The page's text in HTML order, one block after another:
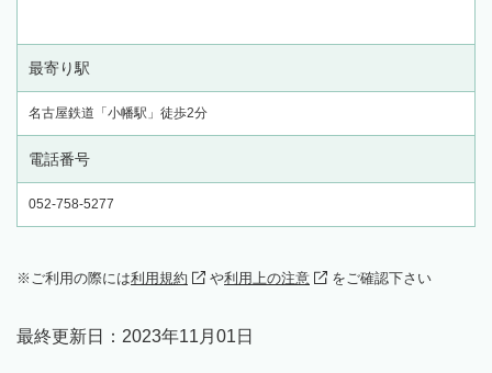
最寄り駅
名古屋鉄道「小幡駅」徒歩2分
電話番号
052-758-5277
ご利用の際には利用規約 や利用上の注意 をご確認下さい
最終更新日： 2023年11月01日